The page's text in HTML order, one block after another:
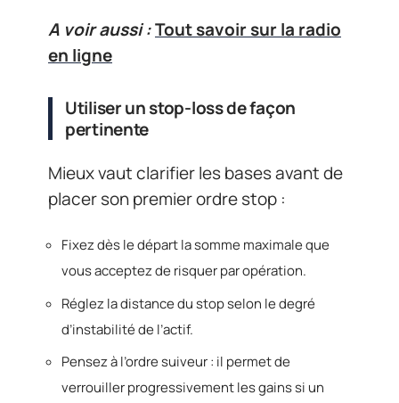
A voir aussi :Tout savoir sur la radio
en ligne
Utiliser un stop-loss de façon
pertinente
Mieux vaut clarifier les bases avant de
placer son premier ordre stop :
Fixez dès le départ la somme maximale que
vous acceptez de risquer par opération.
Réglez la distance du stop selon le degré
d’instabilité de l’actif.
Pensez à l’ordre suiveur : il permet de
verrouiller progressivement les gains si un